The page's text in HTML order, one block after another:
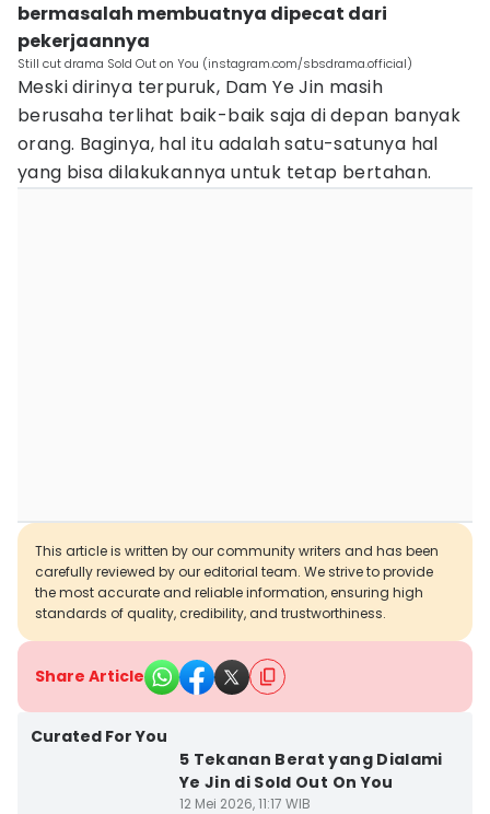
bermasalah membuatnya dipecat dari
pekerjaannya
Still cut drama Sold Out on You (instagram.com/sbsdrama.official)
Meski dirinya terpuruk, Dam Ye Jin masih
berusaha terlihat baik-baik saja di depan banyak
orang. Baginya, hal itu adalah satu-satunya hal
yang bisa dilakukannya untuk tetap bertahan.
This article is written by our community writers and has been
carefully reviewed by our editorial team. We strive to provide
the most accurate and reliable information, ensuring high
standards of quality, credibility, and trustworthiness.
Share Article
Curated For You
5 Tekanan Berat yang Dialami
Ye Jin di Sold Out On You
12 Mei 2026, 11:17 WIB